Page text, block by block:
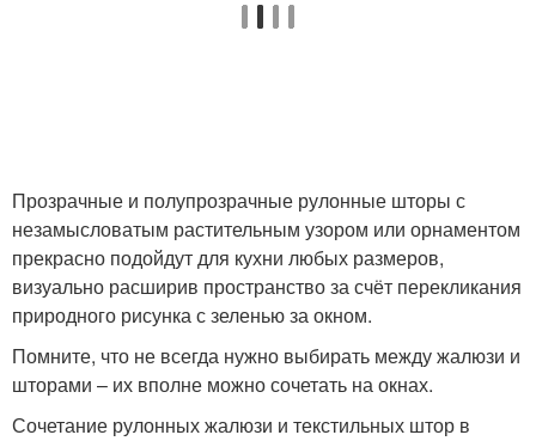
Прозрачные и полупрозрачные рулонные шторы с
незамысловатым растительным узором или орнаментом
прекрасно подойдут для кухни любых размеров,
визуально расширив пространство за счёт перекликания
природного рисунка с зеленью за окном.
Помните, что не всегда нужно выбирать между жалюзи и
шторами – их вполне можно сочетать на окнах.
Сочетание рулонных жалюзи и текстильных штор в